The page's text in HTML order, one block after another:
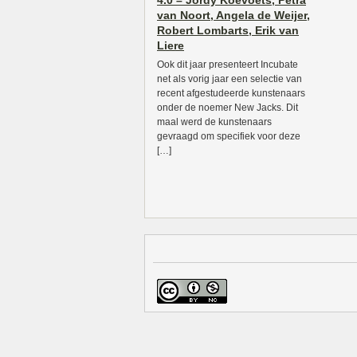
van Noort, Angela de Weijer,
Robert Lombarts, Erik van
Liere
Ook dit jaar presenteert Incubate
net als vorig jaar een selectie van
recent afgestudeerde kunstenaars
onder de noemer New Jacks. Dit
maal werd de kunstenaars
gevraagd om specifiek voor deze
[…]